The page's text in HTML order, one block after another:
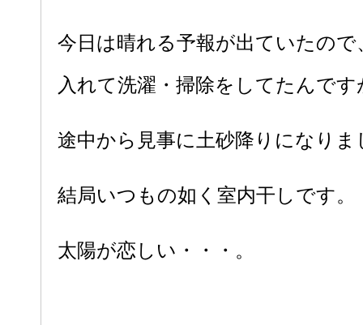
今日は晴れる予報が出ていたの
入れて洗濯・掃除をしてたんです
途中から見事に土砂降りにな
結局いつもの如く室内干しです。
太陽が恋しい・・・。